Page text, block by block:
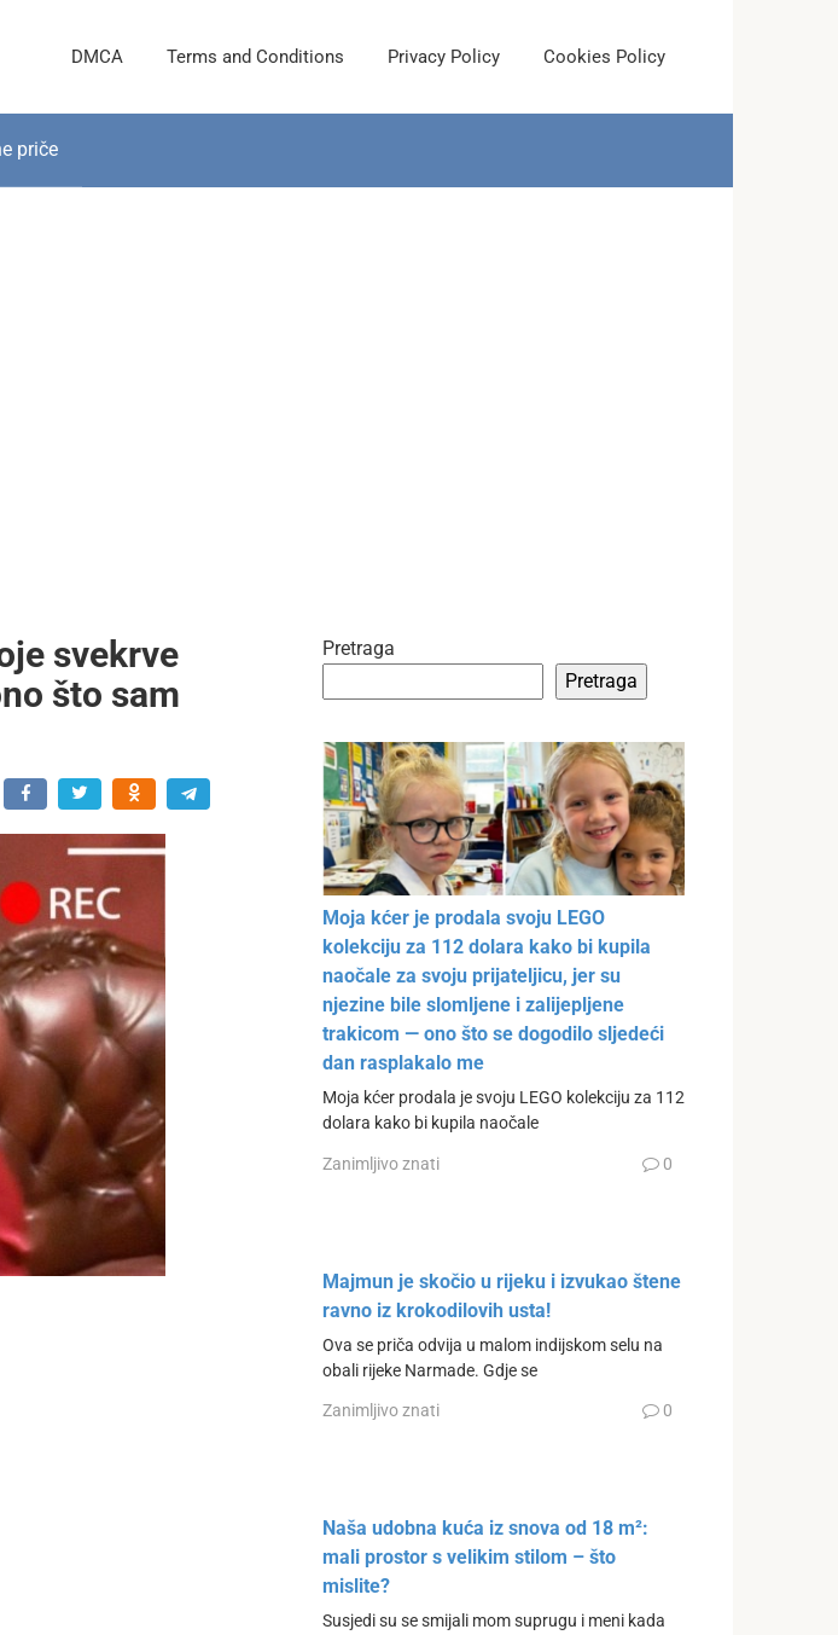
DMCA Terms and Conditions Privacy Policy Cookies Policy
priče
svekrve
što sam
Pretraga
Pretraga
Moja kćer je prodala svoju LEGO
kolekciju za 112 dolara kako bi kupila
naočale za svoju prijateljicu, jer su
njezine bile slomljene i zalijepljene
trakicom — ono što se dogodilo sljedeći
dan rasplakalo me
Moja kćer prodala je svoju LEGO kolekciju za 112
dolara kako bi kupila naočale
Zanimljivo znati 0
Majmun je skočio u rijeku i izvukao štene
ravno iz krokodilovih usta!
Ova se priča odvija u malom indijskom selu na
obali rijeke Narmade. Gdje se
Zanimljivo znati 0
Naša udobna kuća iz snova od 18 m²:
mali prostor s velikim stilom – što
mislite?
Susjedi su se smijali mom suprugu i meni kada